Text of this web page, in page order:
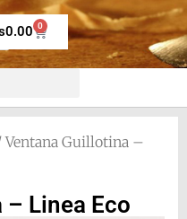
0.00 0
Ventana Guillotina –
Linea Eco